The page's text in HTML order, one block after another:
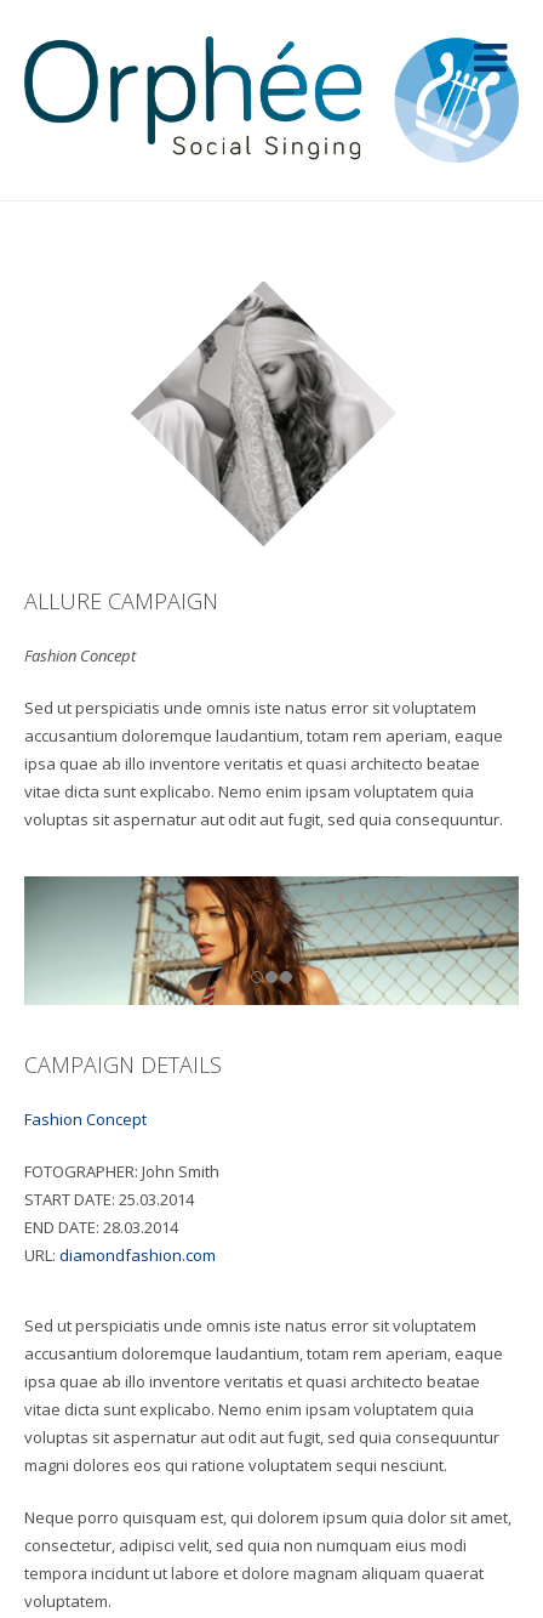
ALLURE CAMPAIGN
Fashion Concept
Sed ut perspiciatis unde omnis iste natus error sit voluptatem
accusantium doloremque laudantium, totam rem aperiam, eaque
ipsa quae ab illo inventore veritatis et quasi architecto beatae
vitae dicta sunt explicabo. Nemo enim ipsam voluptatem quia
voluptas sit aspernatur aut odit aut fugit, sed quia consequuntur.
CAMPAIGN DETAILS
Fashion Concept
FOTOGRAPHER: John Smith
START DATE: 25.03.2014
END DATE: 28.03.2014
URL: diamondfashion.com
Sed ut perspiciatis unde omnis iste natus error sit voluptatem
accusantium doloremque laudantium, totam rem aperiam, eaque
ipsa quae ab illo inventore veritatis et quasi architecto beatae
vitae dicta sunt explicabo. Nemo enim ipsam voluptatem quia
voluptas sit aspernatur aut odit aut fugit, sed quia consequuntur
magni dolores eos qui ratione voluptatem sequi nesciunt.
Neque porro quisquam est, qui dolorem ipsum quia dolor sit amet,
consectetur, adipisci velit, sed quia non numquam eius modi
tempora incidunt ut labore et dolore magnam aliquam quaerat
voluptatem.